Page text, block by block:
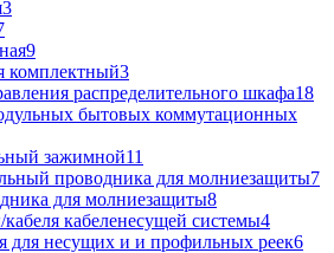
3
9
комплектный3
распределительного шкафа18
бытовых коммутационных
зажимной11
проводника для молниезащиты7
для молниезащиты8
кабеленесущей системы4
для несущих и и профильных реек6